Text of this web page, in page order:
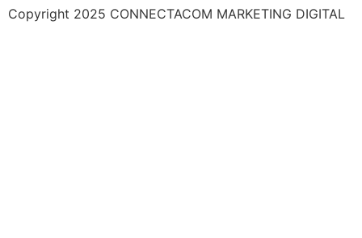
Copyright 2025 CONNECTACOM MARKETING DIGITAL